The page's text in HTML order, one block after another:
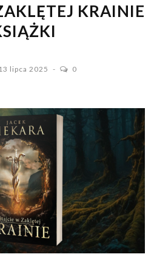
KRAINIE
13 lipca 2025 0